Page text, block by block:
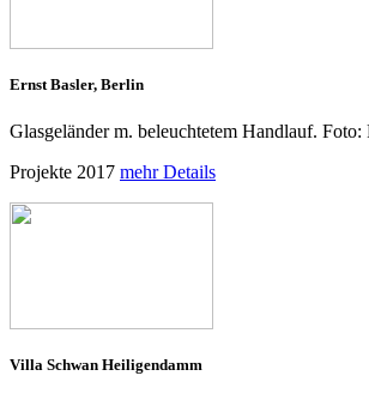
Ernst Basler, Berlin
Glasgeländer m. beleuchtetem Handlauf. Foto:
Projekte 2017 mehr Details
Villa Schwan Heiligendamm